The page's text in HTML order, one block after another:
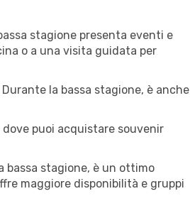
stagione presenta eventi e
o a una visita guidata per
la bassa stagione, è anche
puoi acquistare souvenir
bassa stagione, è un ottimo
maggiore disponibilità e gruppi